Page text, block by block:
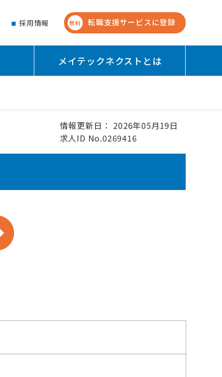
採用情報 無料 転職支援サービスに登録
メイテックネクストとは
情報更新日： 2026年05月19日
求人ID No.0269416